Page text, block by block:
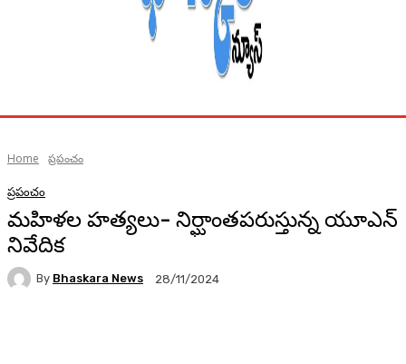
Home ప్రపంచం
ప్రపంచం
మహిళల హత్యలు- నిర్ఘాంతపరుస్తున్న యూఎన్
నివేదిక
By Bhaskara News 28/11/2024